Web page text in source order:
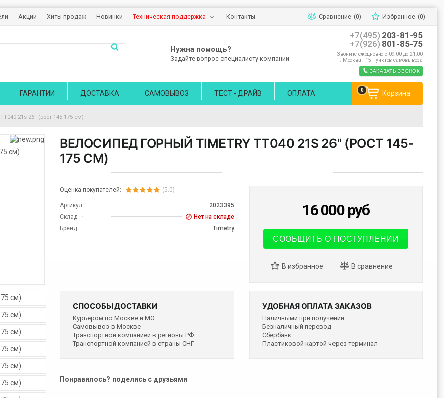
Акции Хиты продаж Новинки Техническая поддержка Контакты Сравнение (0) Избранное (0)
Нужна помощь?
Задайте вопрос специалисту компании
+7(495) 203-81-95
+7(926) 801-85-75
Звоните ежедневно с 09:00 до 21:00
г. Москва - 15 пунктов самовывоза
ЗАКАЗАТЬ ЗВОНОК
ГАРАНТИИ ДОСТАВКА САМОВЫВОЗ ТЕСТ - ДРАЙВ ОПЛАТА Корзина
0
21s 26'' (рост 145-175 см)
ВЕЛОСИПЕД ГОРНЫЙ TIMETRY TT040 21S 26'' (РОСТ 145-
175 СМ)
Оценка покупателей: (5.0)
Артикул:
2023395
Склад:
Нет на складе
Бренд:
Timetry
16 000 руб
СООБЩИТЬ О ПОСТУПЛЕНИИ
СПОСОБЫ ДОСТАВКИ
Курьером по Москве и МО
Самовывоз в Москве
Транспортной компанией в регионы РФ
Транспортной компанией в страны СНГ
УДОБНАЯ ОПЛАТА ЗАКАЗОВ
Наличными при получении
Безналичный перевод
Сбербанк
Пластиковой картой через терминал
Понравилось? поделись с друзьями